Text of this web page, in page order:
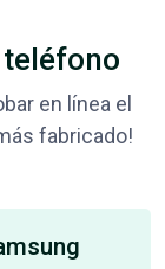
teléfono
en línea el
fabricado!